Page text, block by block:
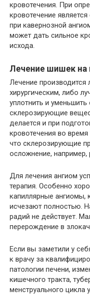
кровотечения. При
кровотечение
при кавернозной
может дать сильное
исхода.
Лечение шишек на
Лечение
хирургическим, либо
уплотнить и уменьшить
склерозирующие
делается и при
кровотечения во
что склерозирующие
осложнение, например,
Для лечения ангиом
терапия. Особенно
капиллярные ангиомы,
исчезают полностью.
радий не действует.
перерождение в
Если вы заметили у
к врачу за
патологии печени,
кишечного тракта,
менструального цикла